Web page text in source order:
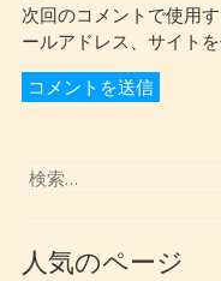
次回のコメントで使用
ールアドレス、サイトを
人気のページ